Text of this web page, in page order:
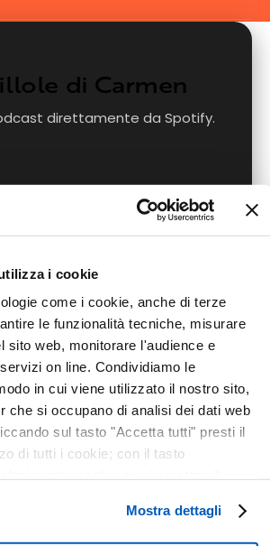
i cookie
come i cookie, anche di terze
le funzionalità tecniche, misurare
sito web, monitorare l'audience e
on line. Condividiamo le
in cui viene utilizzato il nostro sito,
che si occupano di analisi dei dati web
sul tasto "Accetta tutti" presti il
di tutti i cookie; con il tasto
la navigazione solo con l'utilizzo dei
saperne di più ed eventualmente
Mostra dettagli
di Carmen
direttamente da Spotify.